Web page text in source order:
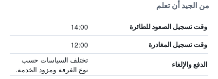
من الجيد أن تعلم
وقت تسجيل الصعود للطائرة 14:00
وقت تسجيل المغادرة 12:00
الدفع والإلغاء
تختلف السياسات حسب
نوع الغرفة ومزود الخدمة.